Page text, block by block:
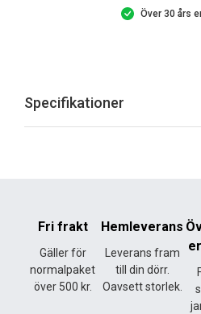
Över 30 års
Specifikationer
Fri frakt
Gäller för
normalpaket
över 500 kr.
Hemleverans
Leverans fram
till din dörr.
Oavsett storlek.